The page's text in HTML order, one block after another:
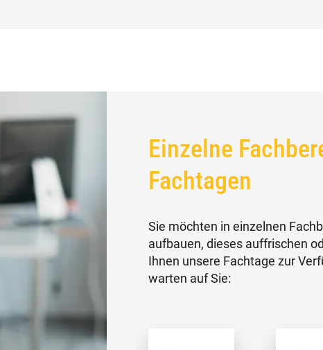
Einzelne
Fachtagen
Sie möchten in einzelnen
aufbauen, dieses auffrischen
Ihnen unsere Fachtage zur
warten auf Sie: